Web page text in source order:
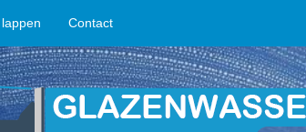
Contact